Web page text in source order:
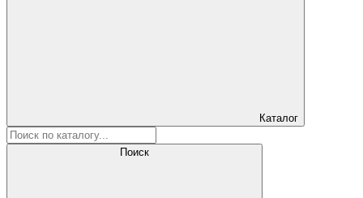
Каталог
Поиск